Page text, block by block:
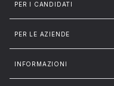
PER I CANDIDATI
PER LE AZIENDE
INFORMAZIONI